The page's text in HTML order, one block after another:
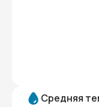
Средняя